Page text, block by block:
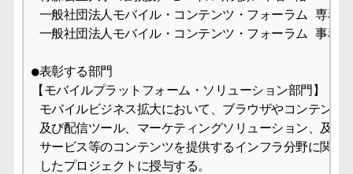
一般社団法人モバイル・コンテンツ・フォーラム 専務
一般社団法人モバイル・コンテンツ・フォーラム 事務
●表彰する部門
【モバイルプラットフォーム・ソリューション部門】
モバイルビジネス拡大において、ブラウザやコンテンツ
及び配信ツール、マーケティングソリューション、及び
サービス等のコンテンツを提供するインフラ分野に関し
したプロジェクトに授与する。